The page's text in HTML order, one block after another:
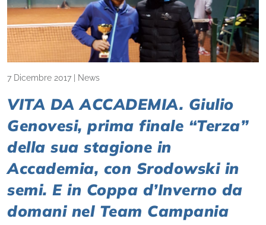
7 Dicembre 2017 News
VITA DA ACCADEMIA. Giulio
Genovesi, prima finale “Terza”
della sua stagione in
Accademia, con Srodowski in
semi. E in Coppa d’Inverno da
domani nel Team Campania